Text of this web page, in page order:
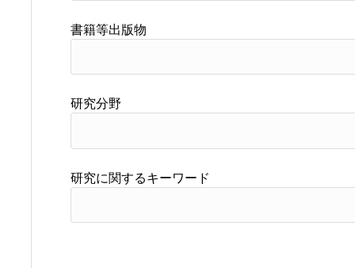
書籍等出版物
研究分野
研究に関するキーワード